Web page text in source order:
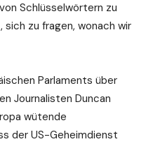
Schlüsselwörtern zu
zu fragen, wonach wir
Parlaments über
Journalisten Duncan
wütende
der US-Geheimdienst